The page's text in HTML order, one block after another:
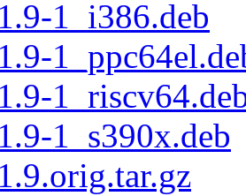
1_i386.deb
1_s390x.deb